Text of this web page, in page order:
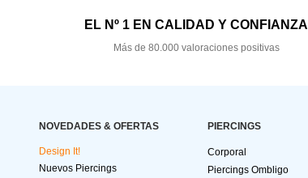
EL Nº 1 EN CALIDAD Y CONFIANZA
Más de 80.000 valoraciones positivas
NOVEDADES & OFERTAS
Design It!
Nuevos Piercings
PIERCINGS
Corporal
Piercings Ombligo